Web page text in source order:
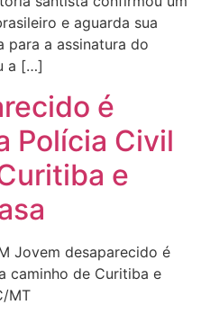
e aguarda sua
para a assinatura do
a […]
é
Polícia Civil
e
Jovem desaparecido é
caminho de Curitiba e
MT